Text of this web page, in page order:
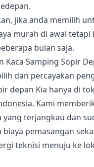
jika anda memilih
murah di awal tetapi
bulan saja.
dan percayakan
depan Kia hanya di
Kami
yang terjangkau dan
pemasangan
teknisi menuju ke